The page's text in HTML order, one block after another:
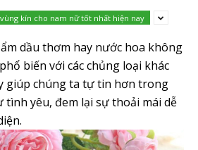
vùng kín cho nam nữ tốt nhất hiện nay
dầu thơm hay nước hoa không
biến với các chủng loại khác
giúp chúng ta tự tin hơn trong
tình yêu, đem lại sự thoải mái dễ